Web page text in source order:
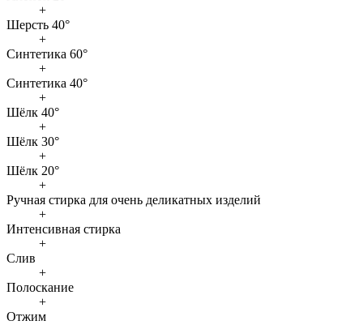
+
Шерсть 40°
+
Синтетика 60°
+
Синтетика 40°
+
Шёлк 40°
+
Шёлк 30°
+
Шёлк 20°
+
Ручная стирка для очень деликатных изделий
+
Интенсивная стирка
+
Слив
+
Полоскание
+
Отжим